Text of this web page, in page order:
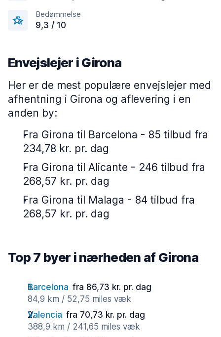
Bedømmelse
9,3 / 10
Envejslejer i Girona
Her er de mest populære envejslejer med
afhentning i Girona og aflevering i en
anden by:
Fra Girona til Barcelona - 85 tilbud fra
234,78 kr. pr. dag
Fra Girona til Alicante - 246 tilbud fra
268,57 kr. pr. dag
Fra Girona til Malaga - 84 tilbud fra
268,57 kr. pr. dag
Top 7 byer i nærheden af Girona
Barcelona fra 86,73 kr. pr. dag
84,9 km / 52,75 miles væk
Valencia fra 70,73 kr. pr. dag
388,9 km / 241,65 miles væk